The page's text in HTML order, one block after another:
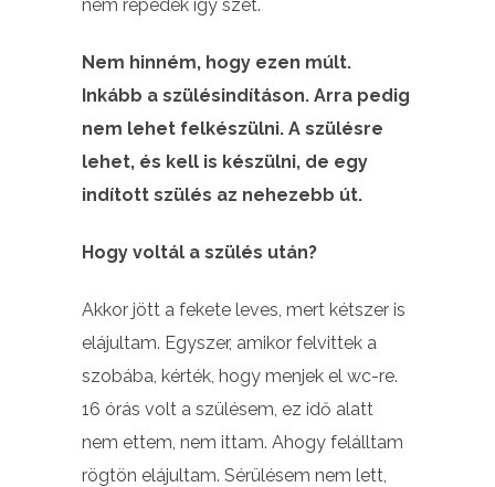
nem repedek így szét.
Nem hinném, hogy ezen múlt.
Inkább a szülésindításon. Arra pedig
nem lehet felkészülni. A szülésre
lehet, és kell is készülni, de egy
indított szülés az nehezebb út.
Hogy voltál a szülés után?
Akkor jött a fekete leves, mert kétszer is
elájultam. Egyszer, amikor felvittek a
szobába, kérték, hogy menjek el wc-re.
16 órás volt a szülésem, ez idő alatt
nem ettem, nem ittam. Ahogy felálltam
rögtön elájultam. Sérülésem nem lett,